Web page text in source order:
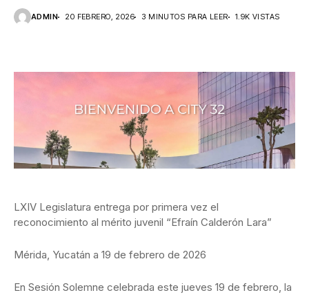
ADMIN 20 FEBRERO, 2026 3 MINUTOS PARA LEER 1.9K VISTAS
LXIV Legislatura entrega por primera vez el
reconocimiento al mérito juvenil “Efraín Calderón Lara”
Mérida, Yucatán a 19 de febrero de 2026
En Sesión Solemne celebrada este jueves 19 de febrero, la